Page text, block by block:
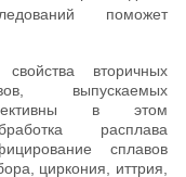
поможет
вторичных
выпускаемых
в этом
расплава
сплавов
циркония, иттрия,